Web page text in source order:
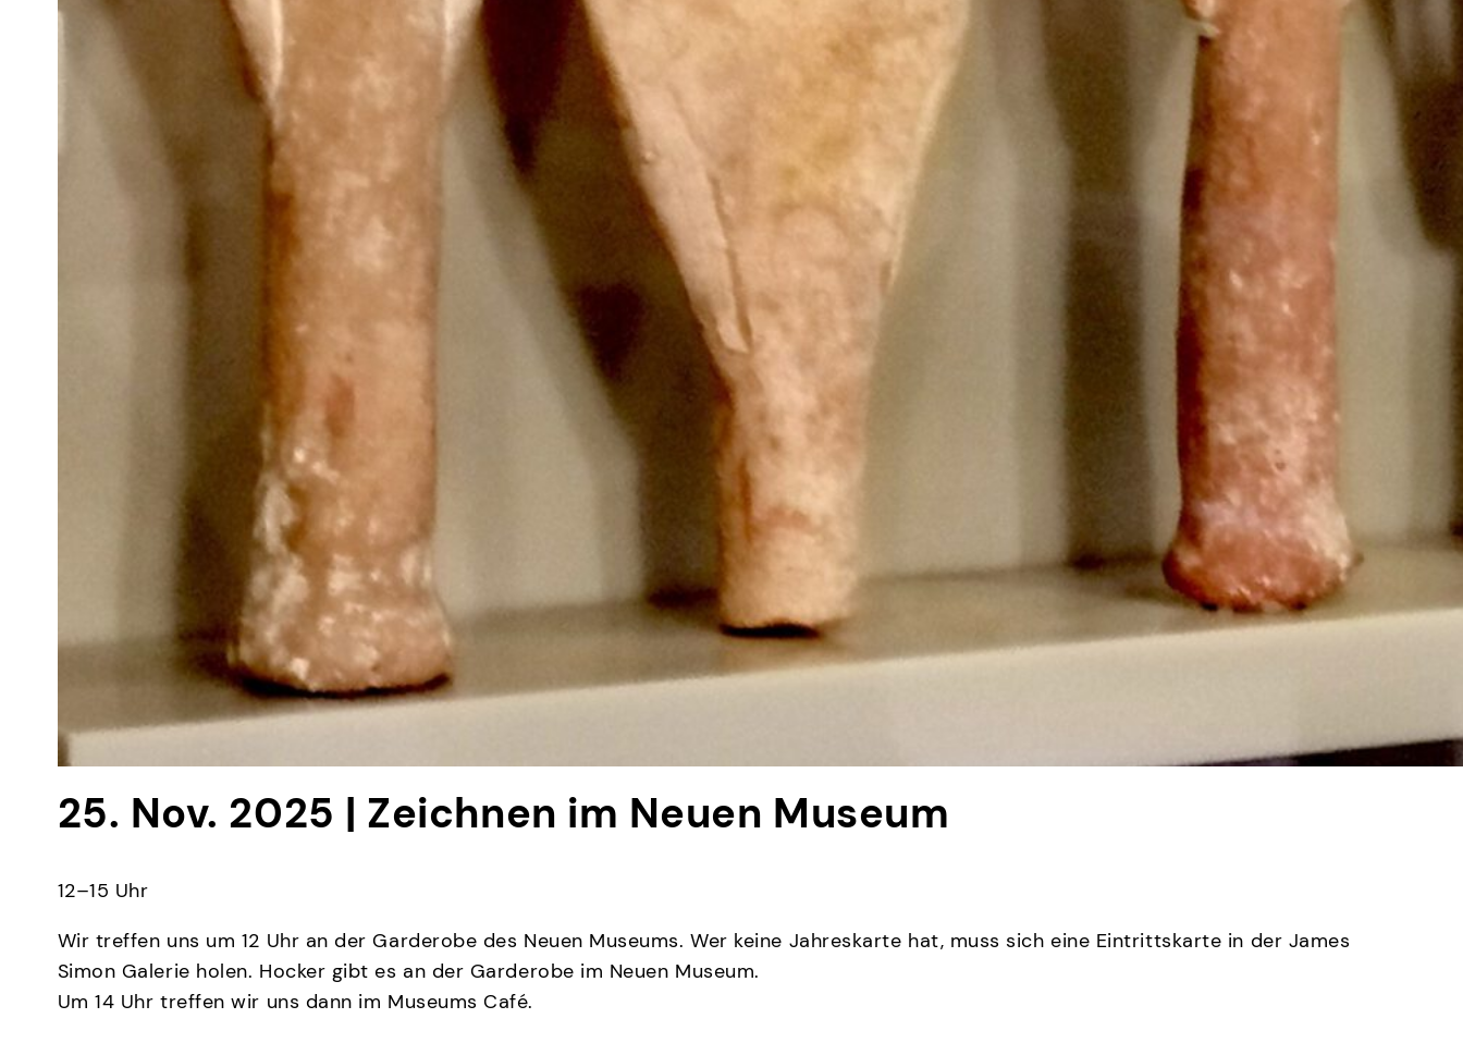
25. Nov. 2025 | Zeichnen im Neuen Museum
12–15 Uhr
Wir treffen uns um 12 Uhr an der Garderobe des Neuen Museums. Wer keine Jahreskarte hat, muss sich eine Eintrittskarte in der James
Simon Galerie holen. Hocker gibt es an der Garderobe im Neuen Museum.
Um 14 Uhr treffen wir uns dann im Museums Café.